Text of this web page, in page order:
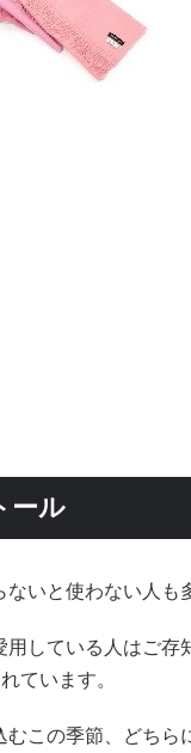
ール
いと使わない人も
用している人はご
ています。
この季節、どち